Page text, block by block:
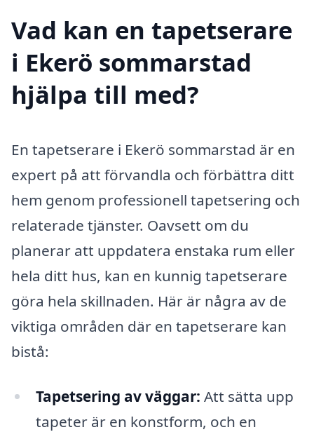
Vad kan en tapetserare
i Ekerö sommarstad
hjälpa till med?
En tapetserare i Ekerö sommarstad är en
expert på att förvandla och förbättra ditt
hem genom professionell tapetsering och
relaterade tjänster. Oavsett om du
planerar att uppdatera enstaka rum eller
hela ditt hus, kan en kunnig tapetserare
göra hela skillnaden. Här är några av de
viktiga områden där en tapetserare kan
bistå:
Tapetsering av väggar: Att sätta upp
tapeter är en konstform, och en